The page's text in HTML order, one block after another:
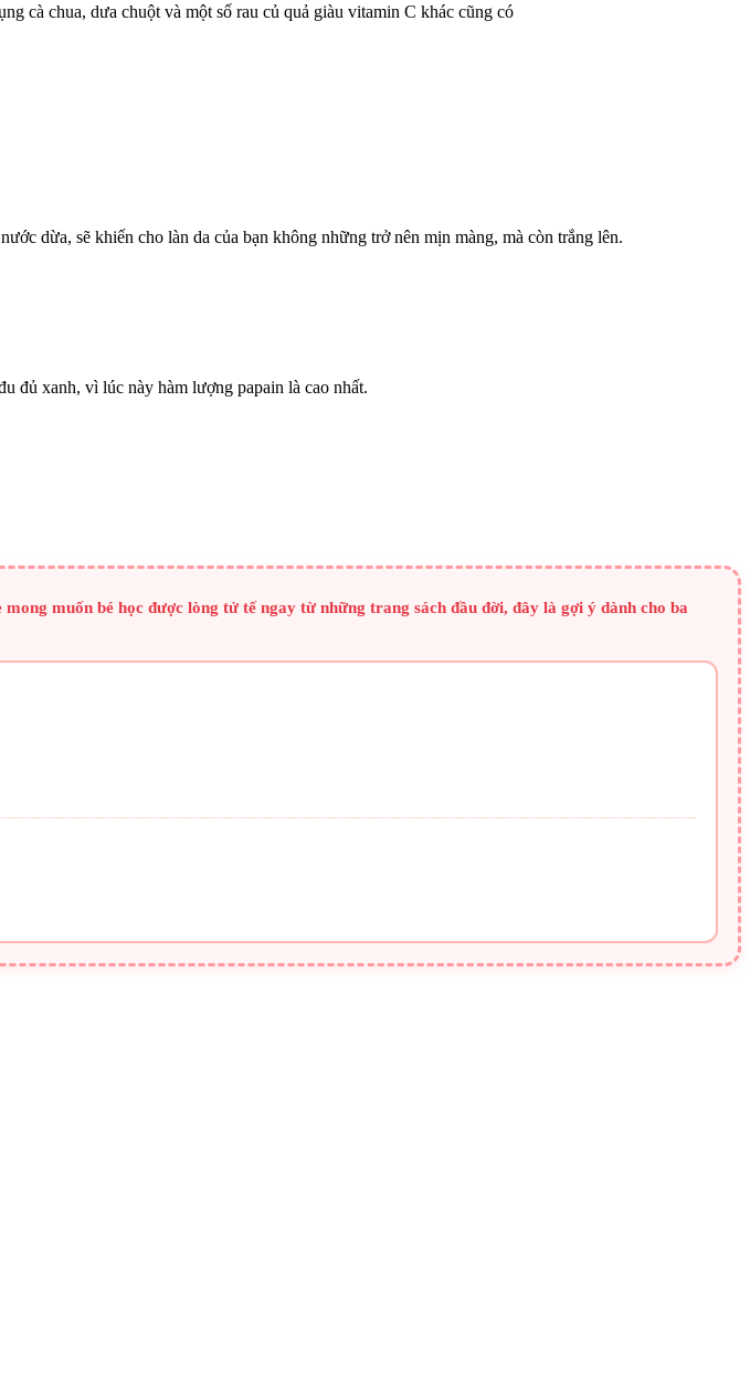
cà chua, dưa chuột và một số rau củ quả giàu vitamin C khác cũng có
dừa, sẽ khiến cho làn da của bạn không những trở nên mịn màng, mà còn trắng lên.
đủ xanh, vì lúc này hàm lượng papain là cao nhất.
muốn bé học được lòng tử tế ngay từ những trang sách đầu đời, đây là gợi ý dành cho ba